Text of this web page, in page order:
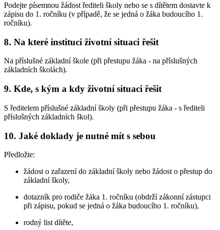
Podejte písemnou žádost řediteli školy nebo se s dítětem dostavte k
zápisu do 1. ročníku (v případě, že se jedná o žáka budoucího 1.
ročníku).
8. Na které instituci životní situaci řešit
Na příslušné základní škole (při přestupu žáka - na příslušných
základních školách).
9. Kde, s kým a kdy životní situaci řešit
S ředitelem příslušné základní školy (při přestupu žáka - s řediteli
příslušných základních škol).
10. Jaké doklady je nutné mít s sebou
Předložte:
žádost o zařazení do základní školy nebo žádost o přestup do
základní školy,
dotazník pro rodiče žáka 1. ročníku (obdrží zákonní zástupci
při zápisu, pokud se jedná o žáka budoucího 1. ročníku),
rodný list dítěte,